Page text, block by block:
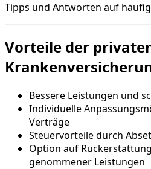
Tipps und Antworten auf
Vorteile der
Bessere Leistungen und
Individuelle
Verträge
Steuervorteile durch
Option auf
genommener Leistungen